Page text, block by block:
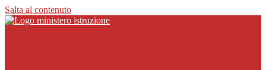
Salta al contenuto